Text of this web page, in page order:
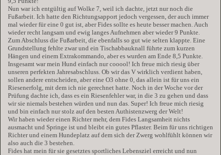
Nun war ich entgültig auf Wolke 7, weil ich dachte, jetzt nur noch die
Fußarbeit. Ich hatte den Richtungsapport jedoch vergessen, der auch immer
mal wieder für eine 0 gut ist, aber Fides sollte es heute besser machen. Auch
wieder recht langsam und ewig langes Aufnehmen aber wieder 9 Punkte.
Zum Abschluss die Fußarbeit, die ebenfalls so gut wie selten klappte. Eine
Grundstellung fehlte zwar und ein Tischabbauknall führte zum kurzen
Hängen und einem Extrakommando, aber es wurden am Ende 8,5 Punkte.
Insgesamt war mein Hund einfach nur cooool! Ich freue mich riesig über
unseren perfekten Jahresabschluss. Ob wir das V wirklich verdient haben,
sollen andere entscheiden, aber eine O3 ohne 0, das allein ist für uns ein
Riesenerfolg, mit dem ich nie gerechnet hatte. Noch in der Woche vor der
Prüfung dachte ich, dass es ein Riesenfehler war, in die 3 zu gehen und dass
wir sie niemals bestehen würden und nun das. Super! Ich freue mich riesig
und bin einfach nur stolz auf den besten Authistenzwerg der Welt!
Wir haben wieder einen Richter mehr, dem Fides Langsamheit nichts
ausmacht und Springe ist und bleibt ein gutes Pflaster. Beim für uns richtigen
Richter und einem Hundeplatz auf dem sich der Zwerg wohlfühlt können wir
also auch die 3 bestehen.
Fides hat mein für sie gesetztes sportliches Lebensziel erreicht und nun